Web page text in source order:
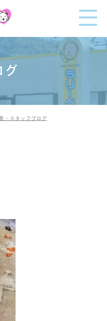
グ
・スタッフブログ